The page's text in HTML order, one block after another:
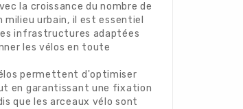
la croissance du nombre de
milieu urbain, il est essentiel
infrastructures adaptées
les vélos en toute
permettent d'optimiser
en garantissant une fixation
que les arceaux vélo sont